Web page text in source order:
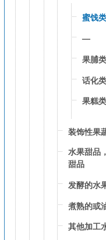
蜜饯
—
果脯类
话化类
果糕类
装饰性果
水果甜品
甜品
发酵的水
煮熟的或
其他加工